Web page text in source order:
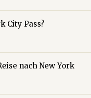
City Pass?
nach New York